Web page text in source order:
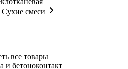
Сухие смеси
все товары
и бетоноконтакт